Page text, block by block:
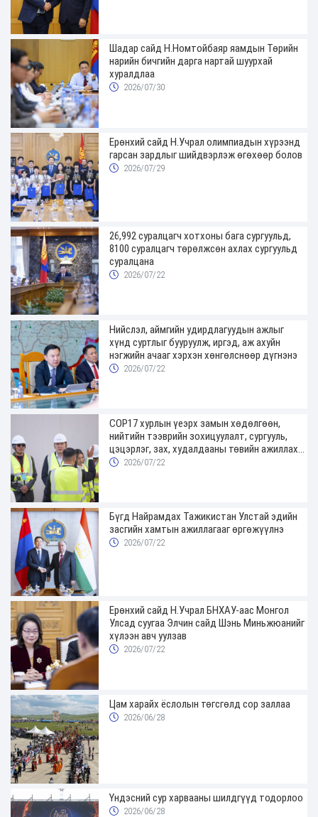
Шадар сайд Н.Номтойбаяр яамдын Төрийн
нарийн бичгийн дарга нартай шуурхай
хуралдлаа
2026/07/30
Ерөнхий сайд Н.Учрал олимпиадын хүрээнд
гарсан зардлыг шийдвэрлэж өгөхөөр болов
2026/07/29
26,992 суралцагч хотхоны бага сургуульд,
8100 суралцагч төрөлжсөн ахлах сургуульд
суралцана
2026/07/22
Нийслэл, аймгийн удирдлагуудын ажлыг
хүнд суртлыг бууруулж, иргэд, аж ахуйн
нэгжийн ачааг хэрхэн хөнгөлснөөр дүгнэнэ
2026/07/22
COP17 хурлын үеэрх замын хөдөлгөөн,
нийтийн тээврийн зохицуулалт, сургууль,
цэцэрлэг, зах, худалдааны төвийн ажиллах
хуваарийг гаргаж, иргэдэд мэдээлэхийг
2026/07/22
Бүгд Найрамдах Тажикистан Улстай эдийн
засгийн хамтын ажиллагааг өргөжүүлнэ
2026/07/22
Ерөнхий сайд Н.Учрал БНХАУ-аас Монгол
Улсад суугаа Элчин сайд Шэнь Миньжюанийг
хүлээн авч уулзав
2026/07/22
Цам харайх ёслолын төгсгөлд сор заллаа
2026/06/28
Үндэсний сур харвааны шилдгүүд тодорлоо
2026/06/28